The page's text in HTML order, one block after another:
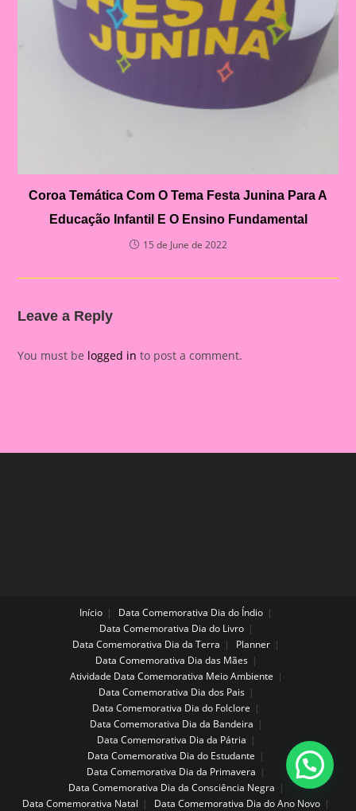
Coroa Temática Com O Tema Festa Junina Para A
Educação Infantil E O Ensino Fundamental
15 de June de 2022
Leave a Reply
You must be logged in to post a comment.
Início
Data Comemorativa Dia do Índio
Data Comemorativa Dia do Livro
Data Comemorativa Dia da Terra
Planner
Data Comemorativa Dia das Mães
Atividade Data Comemorativa Meio Ambiente
Data Comemorativa Dia dos Pais
Data Comemorativa Dia do Folclore
Data Comemorativa Dia da Bandeira
Data Comemorativa Dia da Pátria
Data Comemorativa Dia do Estudante
Data Comemorativa Dia da Primavera
Data Comemorativa Dia da Consciência Negra
Data Comemorativa Natal
Data Comemorativa Dia do Ano Novo